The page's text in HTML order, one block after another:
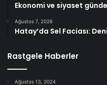
Ekonomi ve siyaset
Ağustos 7, 2026
Hatay’da Sel Faciası:
Rastgele Haberler
Ağustos 13, 2024